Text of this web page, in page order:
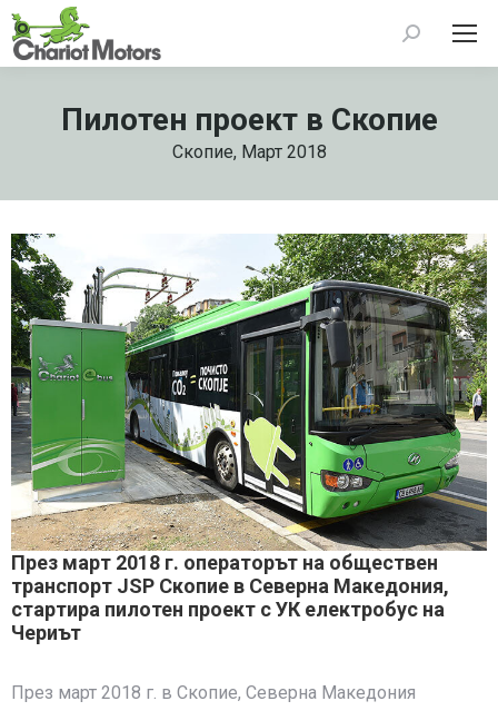
Search:
Пилотен проект в Скопие
Скопие, Март 2018
През март 2018 г. операторът на обществен
транспорт JSP Скопие в Северна Македония,
стартира пилотен проект с УК електробус на
Чериът
През март 2018 г. в Скопие, Северна Македония